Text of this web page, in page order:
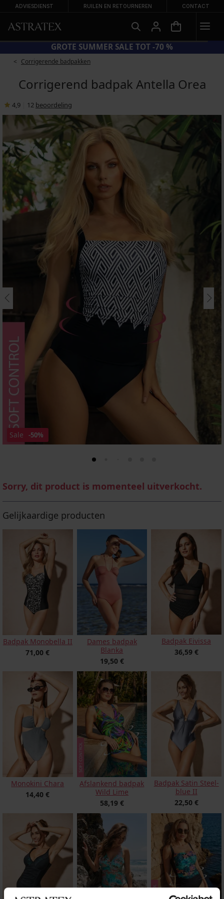
ADVIESDIENST RUILEN EN RETOURNEREN CONTACT
BRA20 = BH'S -20%
Corrigerende badpakken
Corrigerend badpak Antella Orea
4,9 12 beoordeling
Sale -50%
Sorry, dit product is momenteel uitverkocht.
Gelijkaardige producten
Badpak Monobella II
71,00 €
Dames badpak
Blanka
19,50 €
Badpak Eivissa
36,59 €
Monokini Chara
14,40 €
Afslankend badpak
Wild Lime
58,19 €
Badpak Satin Steel-
blue II
22,50 €